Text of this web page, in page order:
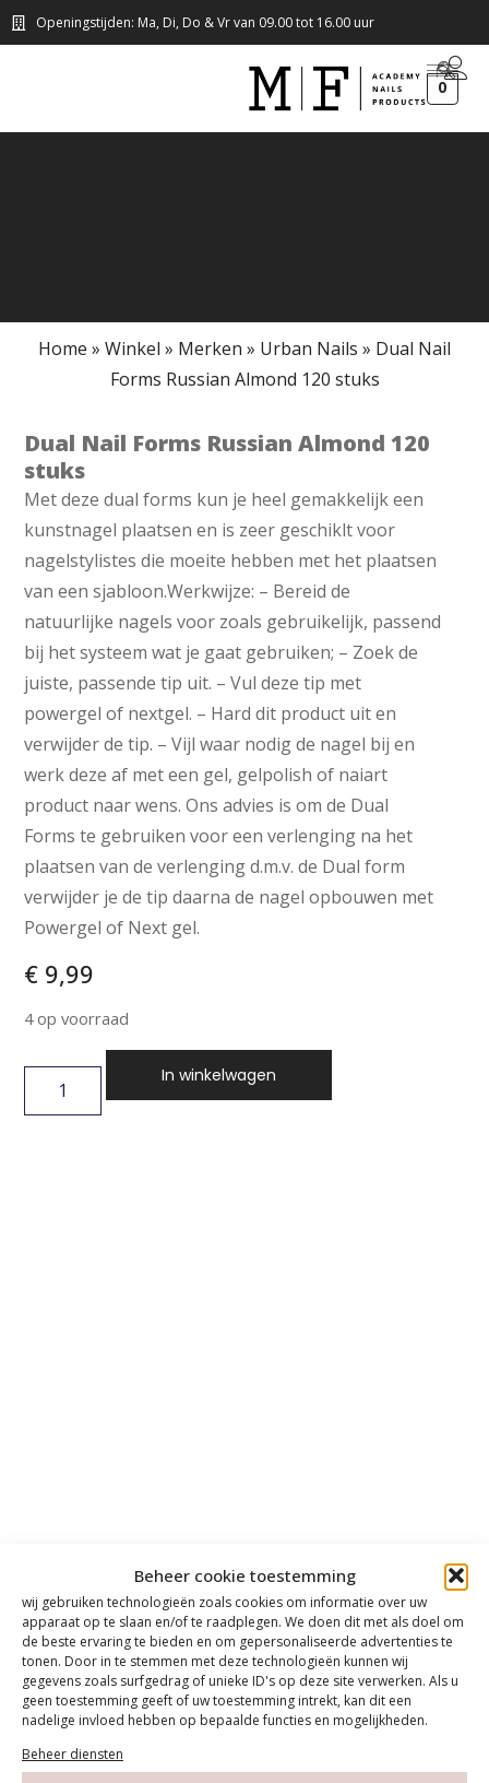
Beheer cookie toestemming
wij gebruiken technologieën zoals cookies om informatie over uw
apparaat op te slaan en/of te raadplegen. We doen dit met als doel om
de beste ervaring te bieden en om gepersonaliseerde advertenties te
tonen. Door in te stemmen met deze technologieën kunnen wij
gegevens zoals surfgedrag of unieke ID's op deze site verwerken. Als u
geen toestemming geeft of uw toestemming intrekt, kan dit een
nadelige invloed hebben op bepaalde functies en mogelijkheden.
Beheer diensten
Openingstijden: Ma, Di, Do & Vr van 09.00 tot 16.00 uur
0
Home » Winkel » Merken » Urban Nails » Dual Nail
Forms Russian Almond 120 stuks
Dual Nail Forms Russian Almond 120
stuks
Met deze dual forms kun je heel gemakkelijk een
kunstnagel plaatsen en is zeer geschiklt voor
nagelstylistes die moeite hebben met het plaatsen
van een sjabloon.Werkwijze: – Bereid de
natuurlijke nagels voor zoals gebruikelijk, passend
bij het systeem wat je gaat gebruiken; – Zoek de
juiste, passende tip uit. – Vul deze tip met
powergel of nextgel. – Hard dit product uit en
verwijder de tip. – Vijl waar nodig de nagel bij en
werk deze af met een gel, gelpolish of naiart
product naar wens. Ons advies is om de Dual
Forms te gebruiken voor een verlenging na het
plaatsen van de verlenging d.m.v. de Dual form
verwijder je de tip daarna de nagel opbouwen met
Powergel of Next gel.
€ 9,99
4 op voorraad
In winkelwagen